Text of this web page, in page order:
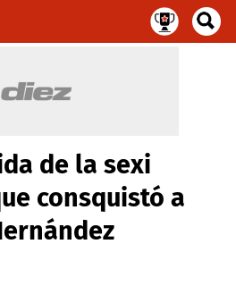
de la sexi
consquistó a